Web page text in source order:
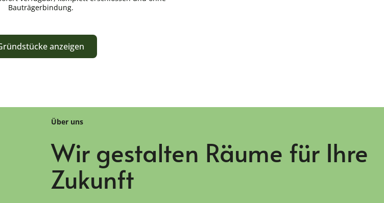
Bauträgerbindung.
anzeigen
Über uns
Wir gestalten Räume für Ihre
Zukunft